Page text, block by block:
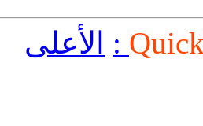
الأعلى